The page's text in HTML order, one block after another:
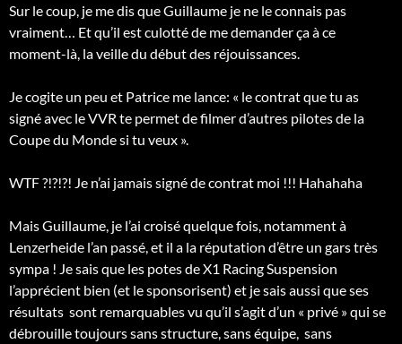
Sur le coup, je me dis que Guillaume je ne le connais pas
vraiment… Et qu’il est culotté de me demander ça à ce
moment-là, la veille du début des réjouissances.
Je cogite un peu et Patrice me lance: « le contrat que tu as
signé avec le VVR te permet de filmer d’autres pilotes de la
Coupe du Monde si tu veux ».
WTF ?!?!?! Je n’ai jamais signé de contrat moi !!! Hahahaha
Mais Guillaume, je l’ai croisé quelque fois, notamment à
Lenzerheide l’an passé, et il a la réputation d’être un gars très
sympa ! Je sais que les potes de X1 Racing Suspension
l’apprécient bien (et le sponsorisent) et je sais aussi que ses
résultats sont remarquables vu qu’il s’agit d’un « privé » qui se
débrouille toujours sans structure, sans équipe, sans